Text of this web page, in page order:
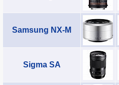
Samsung NX-M
Sigma SA